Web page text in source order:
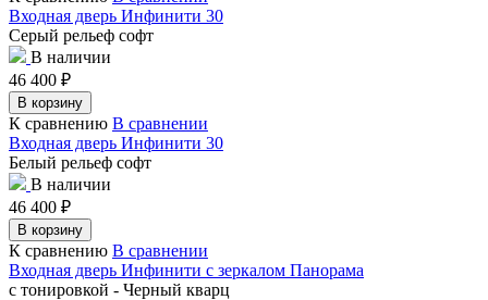
Входная дверь Инфинити 30
Серый рельеф софт
В наличии
46 400 ₽
В корзину
К сравнению В сравнении
Входная дверь Инфинити 30
Белый рельеф софт
В наличии
46 400 ₽
В корзину
К сравнению В сравнении
Входная дверь Инфинити с зеркалом Панорама
с тонировкой - Черный кварц